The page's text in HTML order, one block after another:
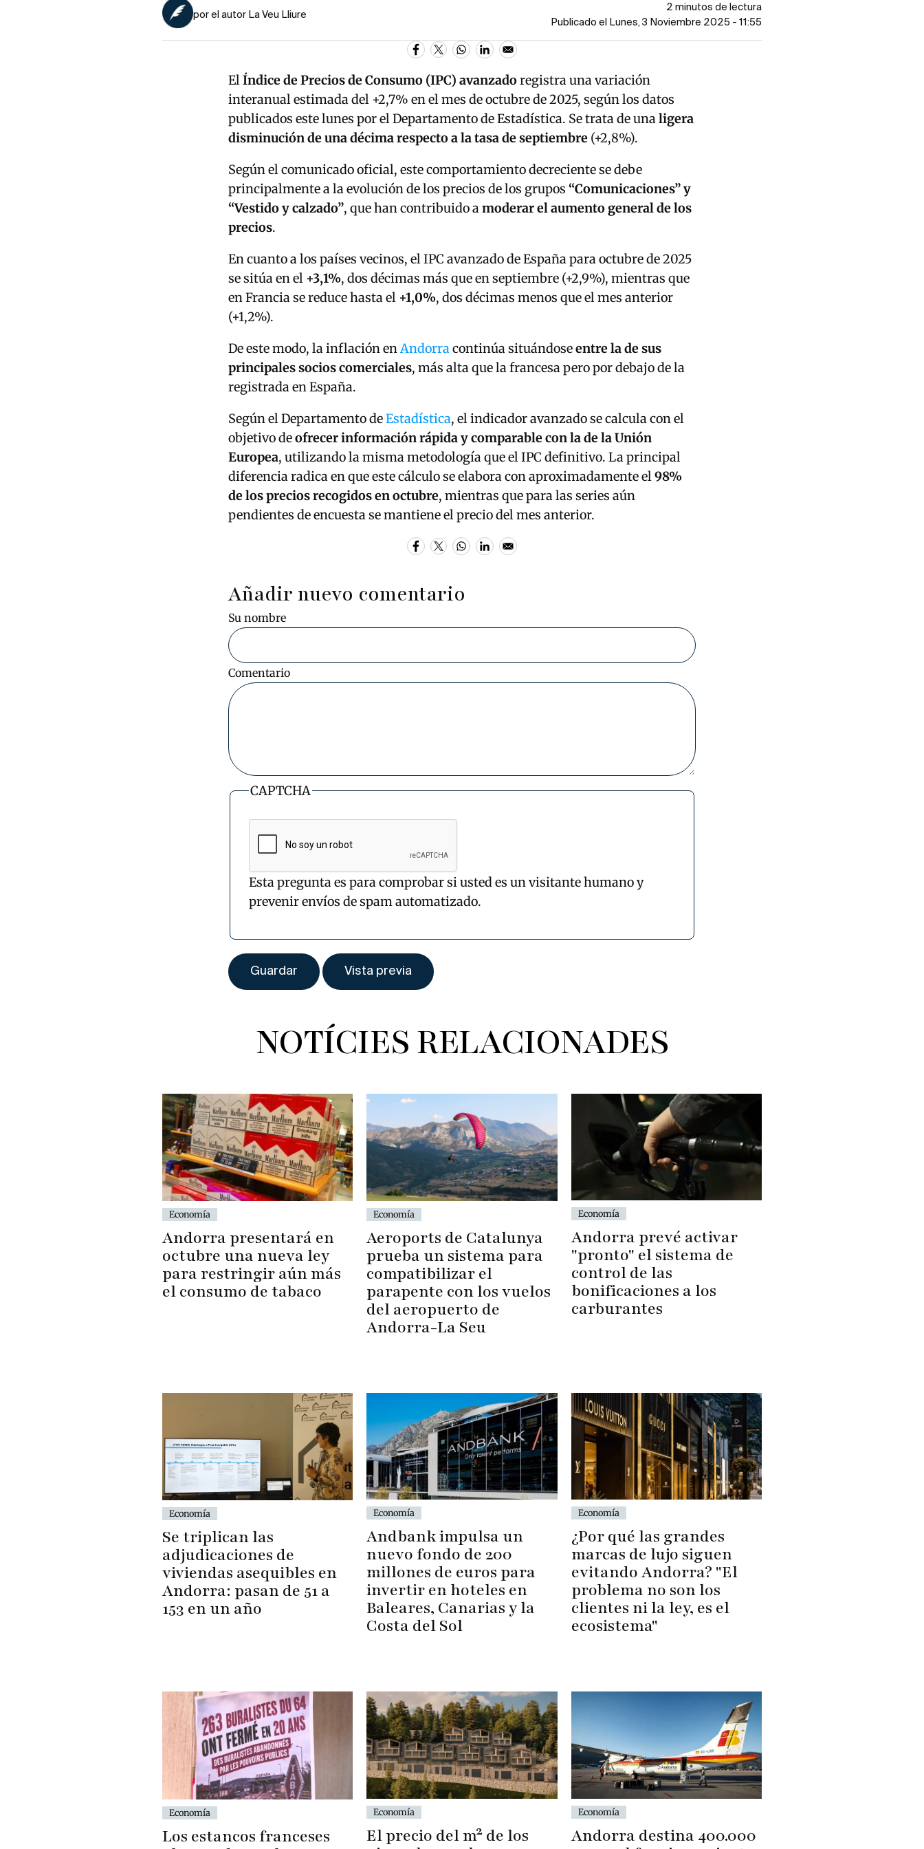
por el autor La Veu Lliure
2 minutos de lectura
Publicado el Lunes, 3 Noviembre 2025 - 11:55
ElÍndice de Precios de Consumo (IPC) avanzadoregistra una variación
interanual estimada del +2,7% en el mes de octubre de 2025, según los datos
publicados este lunes por el Departamento de Estadística. Se trata de unaligera
disminución de una décima respecto a la tasa de septiembre (+2,8%).
Según el comunicado oficial, este comportamiento decreciente se debe
principalmente a la evolución de los precios de los grupos “Comunicaciones” y
“Vestido y calzado”, que han contribuido amoderar el aumento general de los
precios.
En cuanto a los países vecinos, el IPC avanzado de España para octubre de 2025
se sitúa en el +3,1%, dos décimas más que en septiembre (+2,9%), mientras que
en Francia se reduce hasta el +1,0%, dos décimas menos que el mes anterior
(+1,2%).
De este modo, la inflación enAndorracontinúa situándoseentre la de sus
principales socios comerciales, más alta que la francesa pero por debajo de la
registrada en España.
Según el Departamento deEstadística, el indicador avanzado se calcula con el
objetivo deofrecer información rápida y comparable con la de la Unión
Europea, utilizando la misma metodología que el IPC definitivo. La principal
diferencia radica en que este cálculo se elabora con aproximadamente el98%
de los precios recogidos en octubre, mientras que para las series aún
pendientes de encuesta se mantiene el precio del mes anterior.
Añadir nuevo comentario
Su nombre
Comentario
CAPTCHA
Esta pregunta es para comprobar si usted es un visitante humano y
prevenir envíos de spam automatizado.
NOTÍCIES RELACIONADES
Economía
Andorra presentará en
octubre una nueva ley
para restringir aún más
el consumo de tabaco
Economía
Aeroports de Catalunya
prueba un sistema para
compatibilizar el
parapente con los vuelos
del aeropuerto de
Andorra-La Seu
Economía
Andorra prevé activar
"pronto" el sistema de
control de las
bonificaciones a los
carburantes
Economía
Se triplican las
adjudicaciones de
viviendas asequibles en
Andorra: pasan de 51 a
153 en un año
Economía
Andbank impulsa un
nuevo fondo de 200
millones de euros para
invertir en hoteles en
Baleares, Canarias y la
Costa del Sol
Economía
¿Por qué las grandes
marcas de lujo siguen
evitando Andorra? "El
problema no son los
clientes ni la ley, es el
ecosistema"
Economía
Los estancos franceses
Economía
El precio del m² de los
Economía
Andorra destina 400.000